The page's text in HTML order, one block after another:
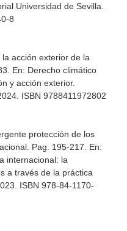
Universidad de Sevilla.
8
acción exterior de la
En: Derecho climático
y acción exterior.
ISBN 9788411972802
protección de los
Pag. 195-217. En:
internacional: la
a través de la práctica
ISBN 978-84-1170-